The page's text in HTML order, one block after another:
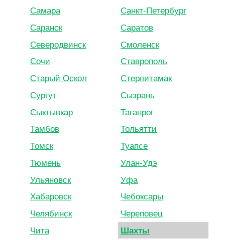
Самара
Санкт-Петербург
Саранск
Саратов
Северодвинск
Смоленск
Сочи
Ставрополь
Старый Оскол
Стерлитамак
Сургут
Сызрань
Сыктывкар
Таганрог
Тамбов
Тольятти
Томск
Туапсе
Тюмень
Улан-Удэ
Ульяновск
Уфа
Хабаровск
Чебоксары
Челябинск
Череповец
Чита
Шахты